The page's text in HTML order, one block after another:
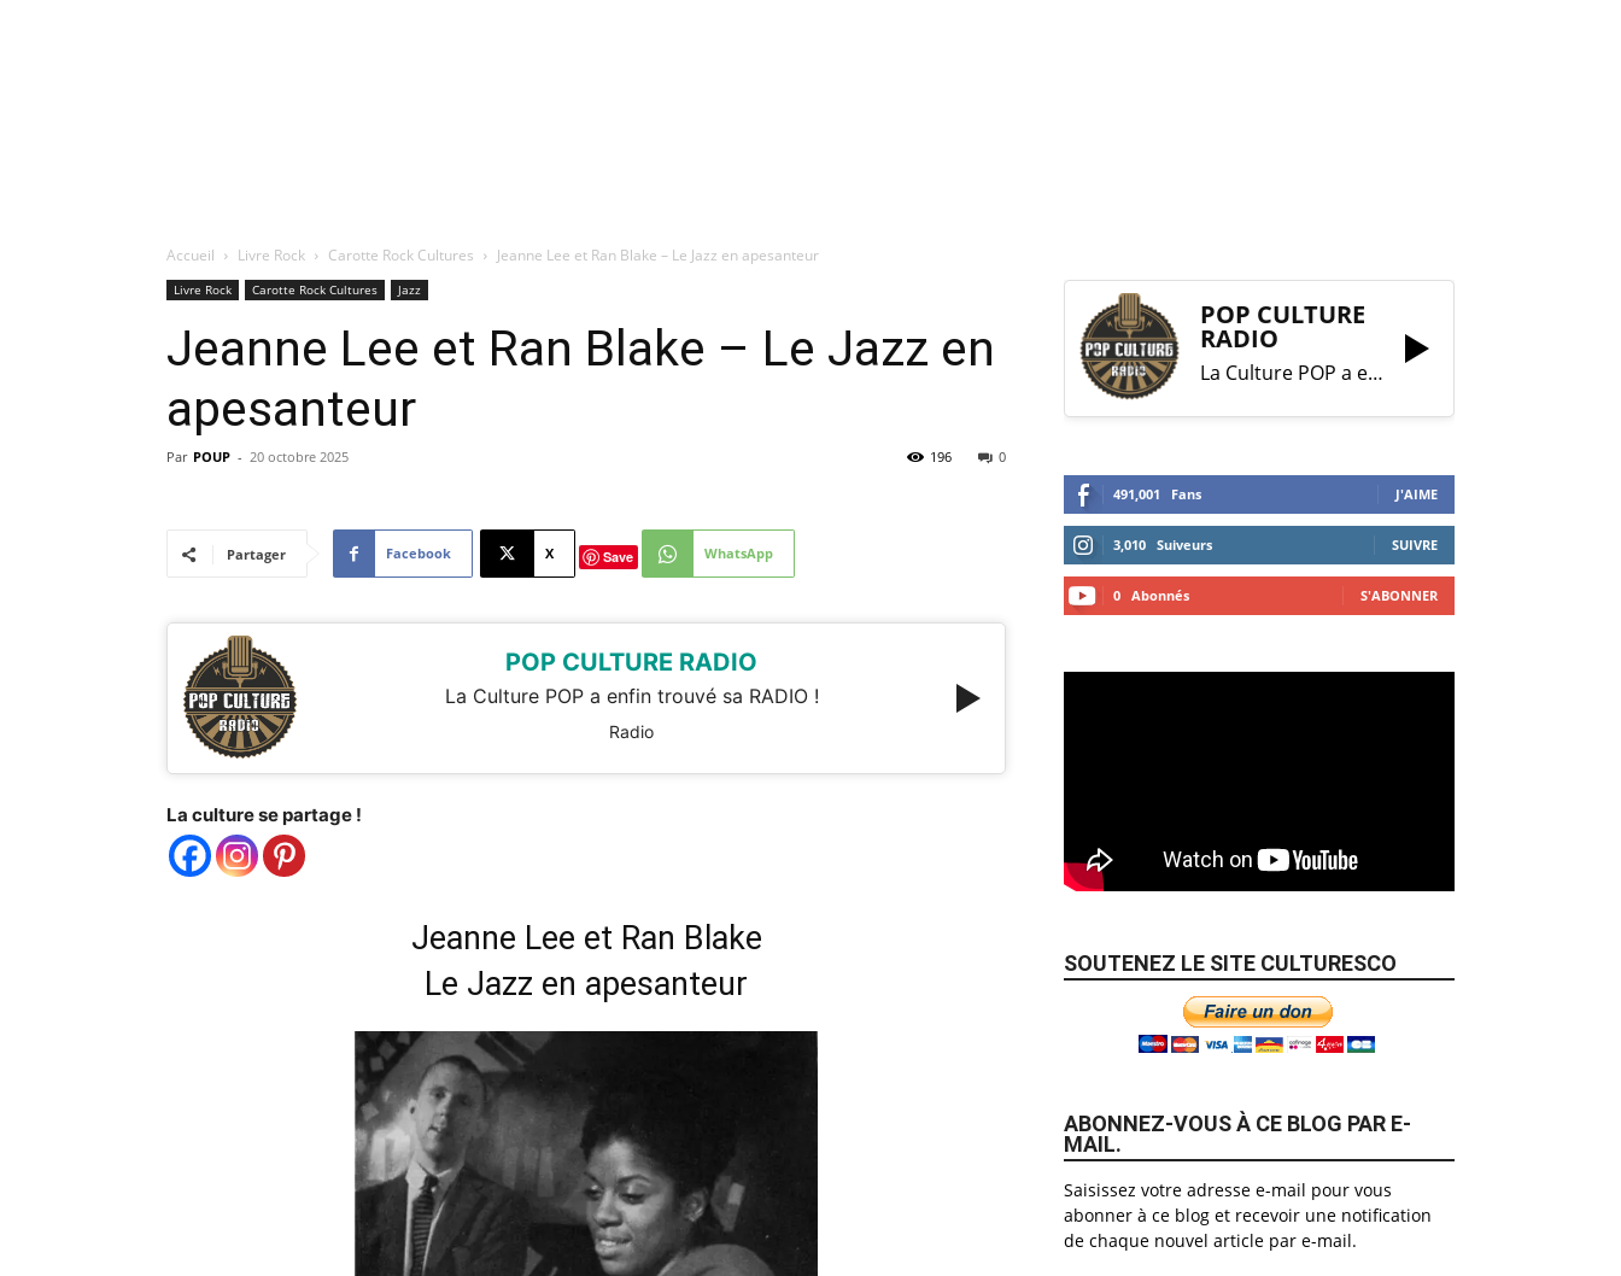
Accueil Livre Rock Carotte Rock Cultures Jeanne Lee et Ran Blake – Le Jazz en apesanteur
Livre Rock Carotte Rock Cultures Jazz
Jeanne Lee et Ran Blake – Le Jazz en
apesanteur
Par POUP - 20 octobre 2025 0
196
Partager Facebook X Save WhatsApp
POP CULTURE RADIO
La Culture POP a enfin trouvé sa RADIO !
Radio
La culture se partage !
Jeanne Lee et Ran Blake
Le Jazz en apesanteur
POP CULTURE
RADIO
La Culture POP a enfin trouvé sa RADIO !
491,001 Fans J'AIME
3,010 Suiveurs SUIVRE
0 Abonnés S'ABONNER
SOUTENEZ LE SITE CULTURESCO
ABONNEZ-VOUS À CE BLOG PAR E-
MAIL.
Saisissez votre adresse e-mail pour vous
abonner à ce blog et recevoir une notification
de chaque nouvel article par e-mail.